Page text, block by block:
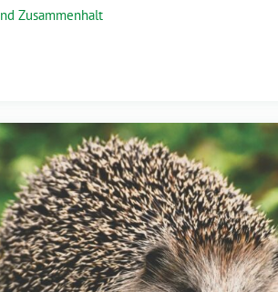
Zusammenhalt